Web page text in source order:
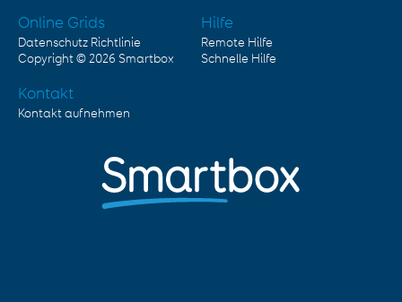
Online Grids
Datenschutz Richtlinie
Copyright © 2026 Smartbox
Hilfe
Remote Hilfe
Schnelle Hilfe
Kontakt
Kontakt aufnehmen